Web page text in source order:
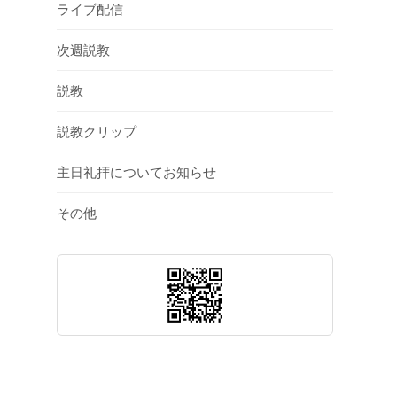
ライブ配信
次週説教
説教
説教クリップ
主日礼拝についてお知らせ
その他